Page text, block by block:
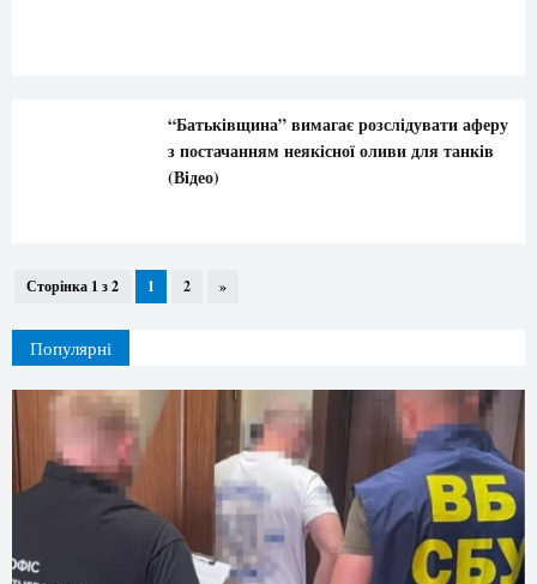
“Батьківщина” вимагає розслідувати аферу
з постачанням неякісної оливи для танків
(Відео)
Сторінка 1 з 2 1 2 »
Популярні